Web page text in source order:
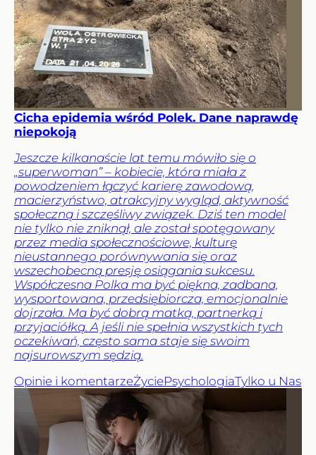
Cicha epidemia wśród Polek. Dane naprawdę
niepokoją
Jeszcze kilkanaście lat temu mówiło się o
„superwoman” – kobiecie, która miała z
powodzeniem łączyć karierę zawodową,
macierzyństwo, atrakcyjny wygląd, aktywność
społeczną i szczęśliwy związek. Dziś ten model
nie tylko nie zniknął, ale został spotęgowany
przez media społecznościowe, kulturę
nieustannego porównywania się oraz
wszechobecną presję osiągania sukcesu.
Współczesna Polka ma być piękna, zadbana,
wysportowana, przedsiębiorcza, emocjonalnie
dojrzała. Ma być dobrą matką, partnerką i
przyjaciółką. A jeśli nie spełnia wszystkich tych
oczekiwań, często sama staje się swoim
najsurowszym sędzią.
Opinie i komentarzeŻyciePsychologiaTylko u Nas